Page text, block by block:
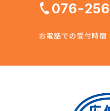
076-
お電話での受付時